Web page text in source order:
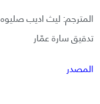
المترجم: ليث اديب صليوه
تدقيق سارة عمّار
المصدر